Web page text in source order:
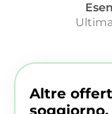
Altre
soggiorno.